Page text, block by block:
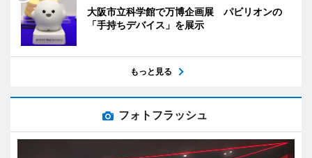
大阪市立科学館で万博企画展 パビリオンの
「手持ちデバイス」を展示
もっと見る
フォトフラッシュ